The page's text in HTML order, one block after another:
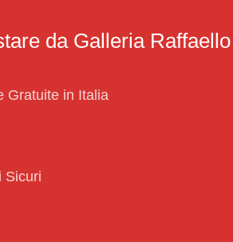
da Galleria Raffaello
Gratuite in Italia
Sicuri